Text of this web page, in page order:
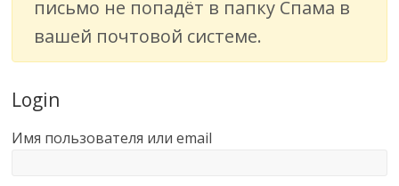
знать
как
Сеть
меняет
жизнь
письмо не попадёт в папку Спама в
вашей почтовой системе.
Login
Имя пользователя или email